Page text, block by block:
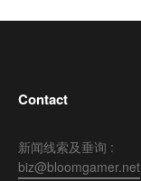
Contact
新闻线索及垂询 :
biz@bloomgamer.net